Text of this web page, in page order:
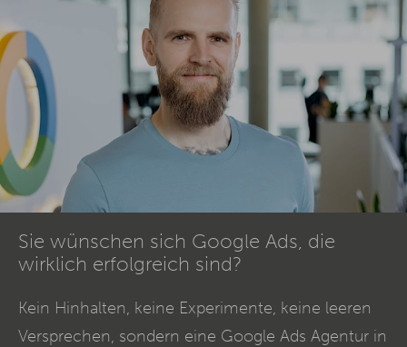
Sie wünschen sich Google Ads, die
wirklich erfolgreich sind?
Kein Hinhalten, keine Experimente, keine leeren
Versprechen, sondern eine Google Ads Agentur in